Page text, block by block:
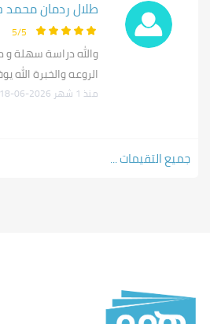
السنة الأولى - الفصل الثاني:
تطبيقات الحاسب المتقدمة
التعرف على عالم الأعمال (1)
مبادئ إدارة الموارد البشرية
تطبيقات الحاسب في الموارد البشرية
تخطيط الموارد البشرية وإدارتها
إدارة الأداء وتدريب الموارد البشرية
طلال ردمان محمد
5/5
والله دراسة سهلة
الروعه والخبرة الله
منذ 1 شهر 2026-06-18 09:15:22
جميع التقيمات ...